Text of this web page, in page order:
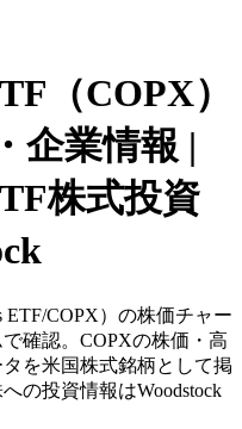
（COPX）
企業情報 |
株式投資
ETF/COPX）の株価チャー
確認。COPXの株価・高
を米国株式銘柄として掲
の投資情報はWoodstock